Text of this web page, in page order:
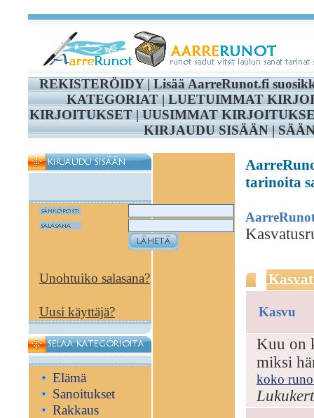
REKISTERÖIDY|Lisää AarreRunot.fi
KATEGORIAT|LUETUIMMAT
KIRJOITUKSET|UUSIMMAT
KIRJAUDU SISÄÄN|
Unohtuiko salasana?
Uusi käyttäjä?
Elämä
Sanoitukset
Rakkaus
tarinoita
Kasvu
Kuu on
miksi
koko